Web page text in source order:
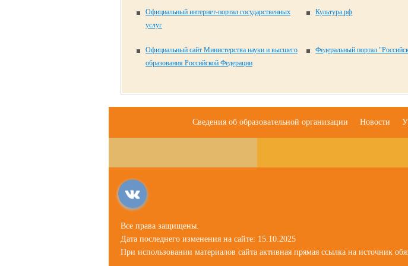
Официальный интернет-портал государственных
услуг
Культура.рф
Официальный сайт Министерства науки и высшего
образования Российской Федерации
Федеральный портал
Сведения об образовательной организации Новости
Все права защищены.
Дата последнего изменения на сайте: 15.10.2025
При использовании материалов сайта активная прямая ссылка на источник